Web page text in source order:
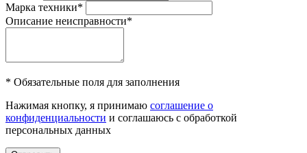
Марка техники*
Описание неисправности*
* Обязательные поля для заполнения
Нажимая кнопку, я принимаю соглашение о
конфиденциальности и соглашаюсь с обработкой
персональных данных